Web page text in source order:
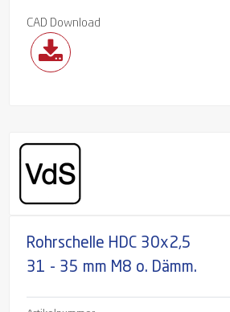
CAD Download
Rohrschelle HDC 30x2,5
31 - 35 mm M8 o. Dämm.